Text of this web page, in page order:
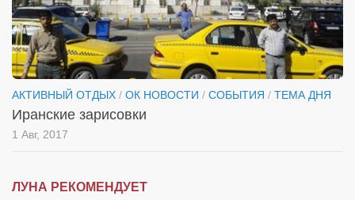
АКТИВНЫЙ ОТДЫХ / ОК НОВОСТИ / СОБЫТИЯ / ТЕМА ДНЯ
Иранские зарисовки
1 Авг, 2017
ЛУНА РЕКОМЕНДУЕТ